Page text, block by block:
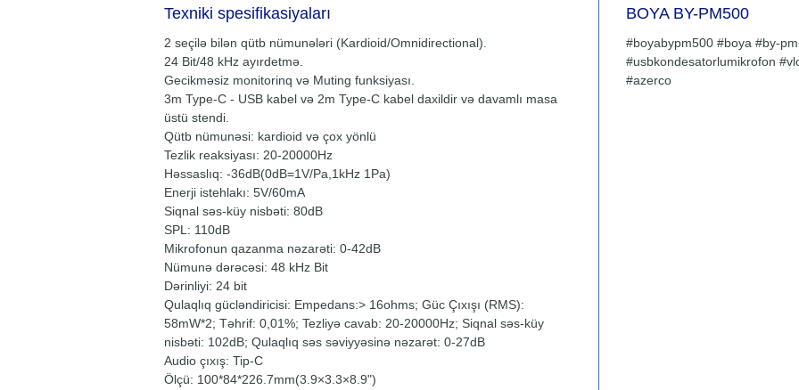
Texniki spesifikasiyaları
2 seçilə bilən qütb nümunələri (Kardioid/Omnidirectional).
24 Bit/48 kHz ayırdetmə.
Gecikməsiz monitorinq və Muting funksiyası.
3m Type-C - USB kabel və 2m Type-C kabel daxildir və davamlı masa
üstü stendi.
Qütb nümunəsi: kardioid və çox yönlü
Tezlik reaksiyası: 20-20000Hz
Həssaslıq: -36dB(0dB=1V/Pa,1kHz 1Pa)
Enerji istehlakı: 5V/60mA
Siqnal səs-küy nisbəti: 80dB
SPL: 110dB
Mikrofonun qazanma nəzarəti: 0-42dB
Nümunə dərəcəsi: 48 kHz Bit
Dərinliyi: 24 bit
Qulaqlıq gücləndiricisi: Empedans:> 16ohms; Güc Çıxışı (RMS):
58mW*2; Təhrif: 0,01%; Tezliyə cavab: 20-20000Hz; Siqnal səs-küy
nisbəti: 102dB; Qulaqlıq səs səviyyəsinə nəzarət: 0-27dB
Audio çıxış: Tip-C
Ölçü: 100*84*226.7mm(3.9×3.3×8.9")
BOYA BY-PM500
#boyabypm500 #boya #by-
#usbkondesatorlumikrofon
#azerco